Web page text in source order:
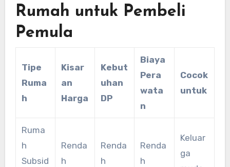
Rumah untuk Pembeli
Pemula
Tipe
Ruma
h
Kisar
an
Harga
Kebut
uhan
DP
Biaya
Pera
wata
n
Cocok
untuk
Ruma
h
Subsid
Renda
h
Renda
h
Renda
h
Keluar
ga